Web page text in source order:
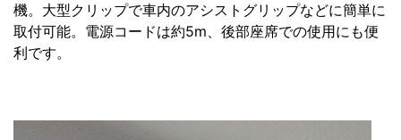
機。大型クリップで車内のアシストグリップなどに簡単に
取付可能。電源コードは約5m、後部座席での使用にも便
利です。